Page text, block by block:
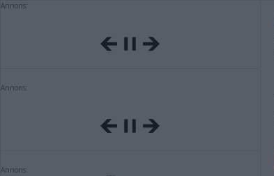
Annons:
Annons:
Annons: